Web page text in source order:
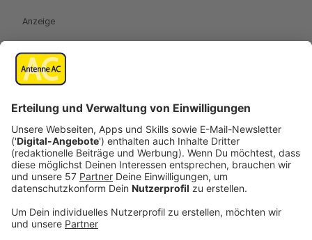
Anzeige
Wie kann ich mich schützen?
Zum Schutz vor diesem wie auch anderen Viren
empfehlen Experten gewöhnliche Hygienemaßnahmen:
regelmäßiges Händewaschen, Desinfektionsmittel und
Abstand zu Erkrankten. Den Nutzen von normalen
Atemmasken - wie derzeit in China überall auf den
Straßen zu sehen - schätzen Experten als eher gering